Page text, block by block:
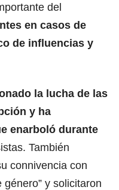
del
en casos de
de influencias y
la lucha de las
y ha
enarboló durante
También
connivencia con
y solicitaron